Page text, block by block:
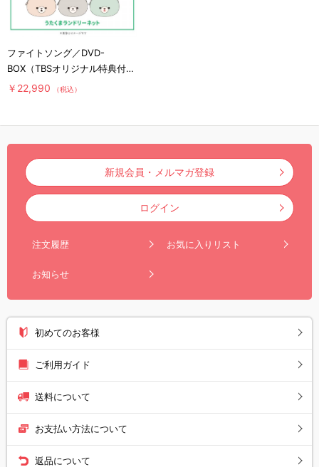
ファイトソング／DVD-
BOX（TBSオリジナル特典付
き・送料無料・6枚組）
￥22,990 （税込）
新規会員・メルマガ登録
ログイン
注文履歴 お気に入りリスト
お知らせ
初めてのお客様
ご利用ガイド
送料について
お支払い方法について
返品について